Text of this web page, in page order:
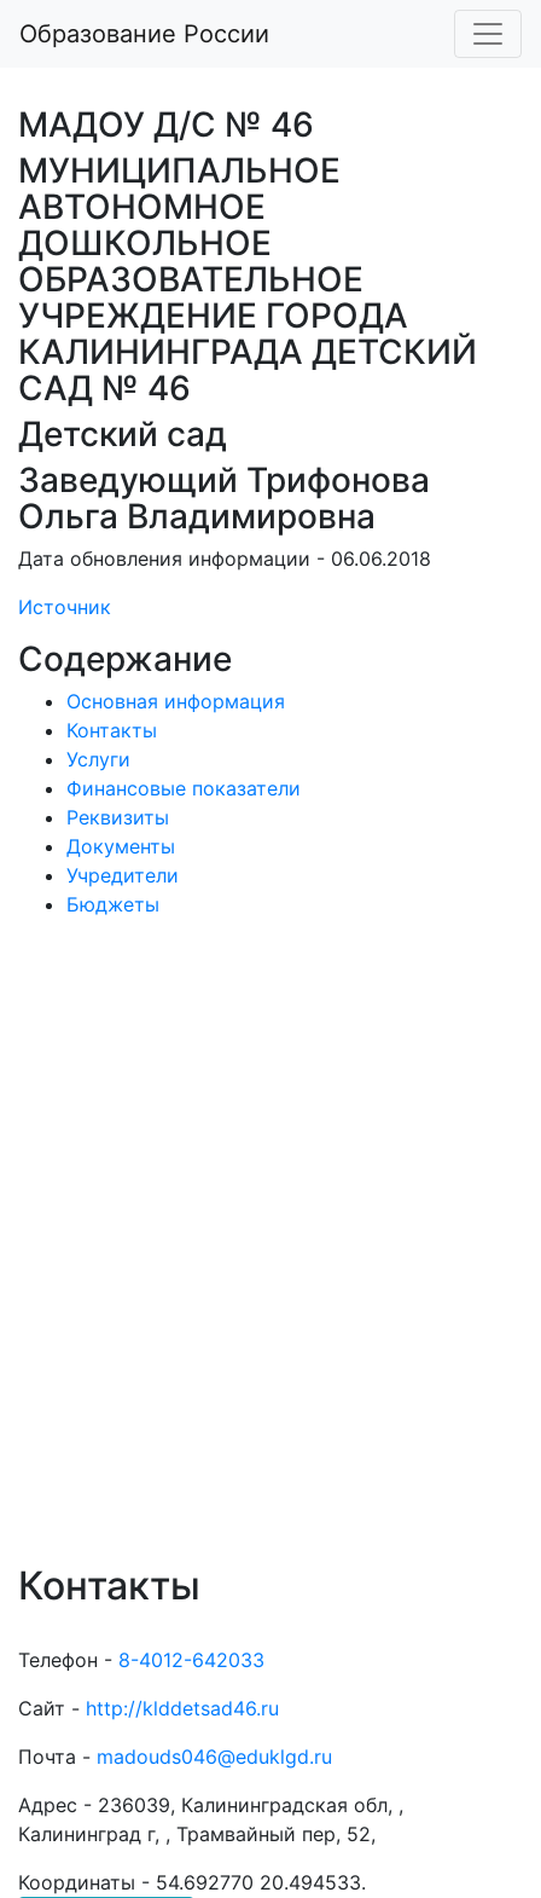
Образование России
МАДОУ Д/С № 46
МУНИЦИПАЛЬНОЕ
АВТОНОМНОЕ
ДОШКОЛЬНОЕ
ОБРАЗОВАТЕЛЬНОЕ
УЧРЕЖДЕНИЕ ГОРОДА
КАЛИНИНГРАДА ДЕТСКИЙ
САД № 46
Детский сад
Заведующий Трифонова
Ольга Владимировна
Дата обновления информации - 06.06.2018
Источник
Содержание
Основная информация
Контакты
Услуги
Финансовые показатели
Реквизиты
Документы
Учредители
Бюджеты
Контакты
Телефон - 8-4012-642033
Сайт - http://klddetsad46.ru
Почта - madouds046@eduklgd.ru
Адрес - 236039, Калининградская обл, ,
Калининград г, , Трамвайный пер, 52,
Координаты - 54.692770 20.494533.